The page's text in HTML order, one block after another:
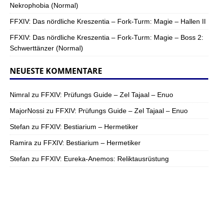
Nekrophobia (Normal)
FFXIV: Das nördliche Kreszentia – Fork-Turm: Magie – Hallen II
FFXIV: Das nördliche Kreszentia – Fork-Turm: Magie – Boss 2:
Schwerttänzer (Normal)
NEUESTE KOMMENTARE
Nimral zu FFXIV: Prüfungs Guide – Zel Tajaal – Enuo
MajorNossi zu FFXIV: Prüfungs Guide – Zel Tajaal – Enuo
Stefan zu FFXIV: Bestiarium – Hermetiker
Ramira zu FFXIV: Bestiarium – Hermetiker
Stefan zu FFXIV: Eureka-Anemos: Reliktausrüstung